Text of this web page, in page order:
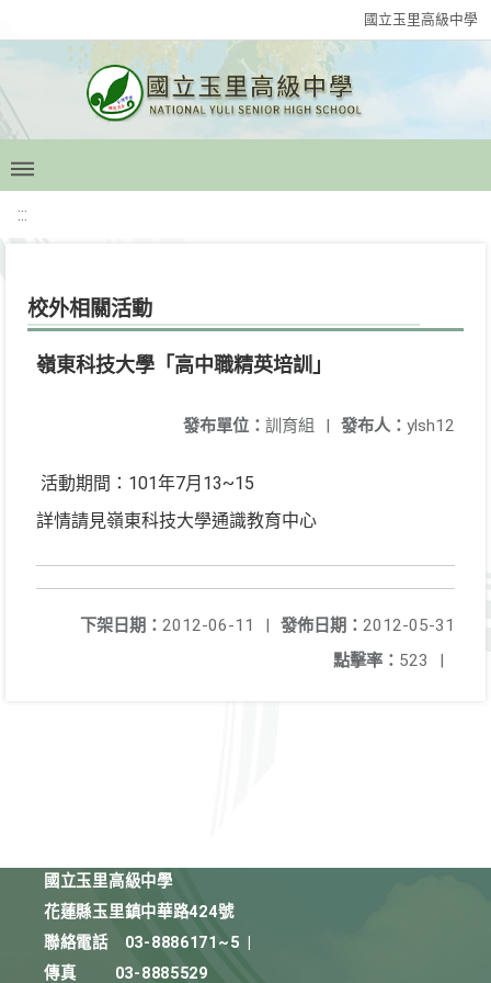
國立玉里高級中學
:::
校外相關活動
嶺東科技大學「高中職精英培訓」
發布人： ylsh12
發布單位： 訓育組 |
活動期間：101年7月13~15
詳情請見嶺東科技大學通識教育中心
發佈日期： 2012-05-31
下架日期： 2012-06-11
|
點擊率： 523 |
國立玉里高級中學
花蓮縣玉里鎮中華路424號
聯絡電話
03-8886171~5
傳真
03-8885529